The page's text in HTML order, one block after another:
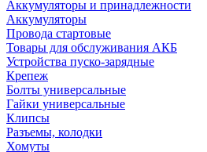
Аккумуляторы и принадлежности
Аккумуляторы
Провода стартовые
Товары для обслуживания АКБ
Устройства пуско-зарядные
Крепеж
Болты универсальные
Гайки универсальные
Клипсы
Разъемы, колодки
Хомуты